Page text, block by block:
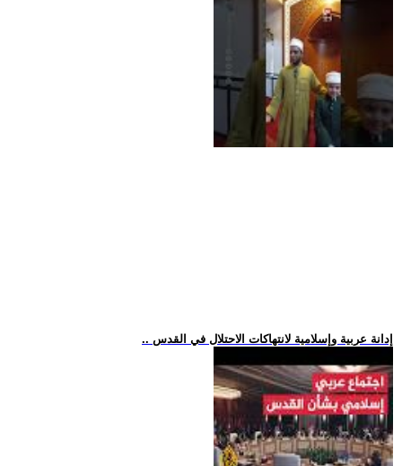
.. إدانة عربية وإسلامية لانتهاكات الاحتلال في القدس